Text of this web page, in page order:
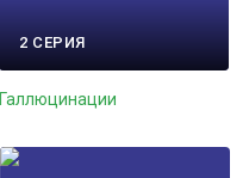
2 СЕРИЯ
Галлюцинации